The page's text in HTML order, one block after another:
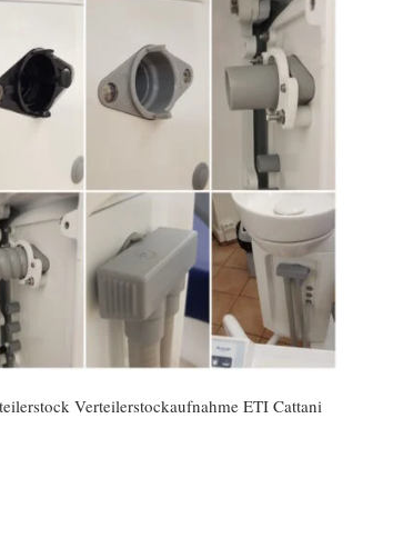
Verteilerstockaufnahme ETI Cattani